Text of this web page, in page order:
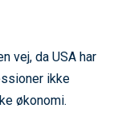
vej, da USA har
ikke
økonomi.